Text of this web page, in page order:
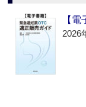
【
2026